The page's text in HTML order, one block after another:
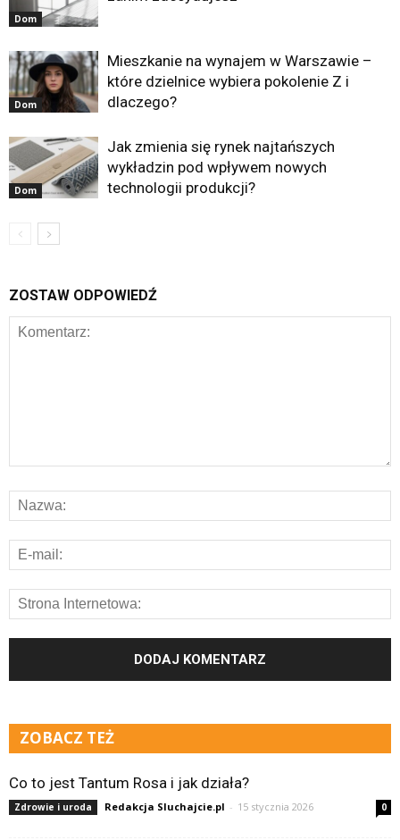
Dom
Dom
Mieszkanie na wynajem w Warszawie –
które dzielnice wybiera pokolenie Z i
dlaczego?
Dom
Jak zmienia się rynek najtańszych
wykładzin pod wpływem nowych
technologii produkcji?
ZOSTAW ODPOWIEDŹ
ZOBACZ TEŻ
Co to jest Tantum Rosa i jak działa?
Zdrowie i uroda Redakcja Sluchajcie.pl - 15 stycznia 2026 0